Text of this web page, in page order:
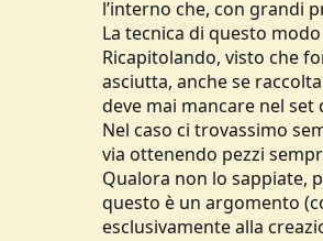
l’interno che, con grandi
La tecnica di questo
Ricapitolando, visto che
asciutta, anche se
deve mai mancare nel
Nel caso ci trovassimo
via ottenendo pezzi
Qualora non lo sappiate,
questo è un argomento
esclusivamente alla